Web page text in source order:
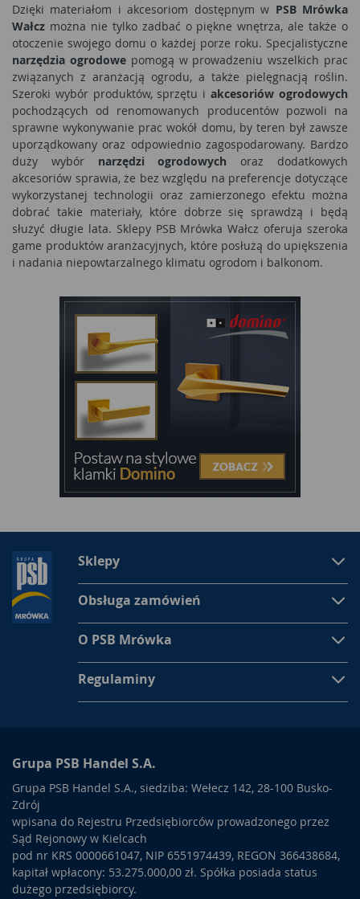
Dzięki materiałom i akcesoriom dostępnym w PSB Mrówka
Wałcz można nie tylko zadbać o piękne wnętrza, ale także o
otoczenie swojego domu o każdej porze roku. Specjalistyczne
narzędzia ogrodowepomogą w prowadzeniu wszelkich prac
związanych z aranżacją ogrodu, a także pielęgnacją roślin.
Szeroki wybór produktów, sprzętu iakcesoriów ogrodowych
pochodzących od renomowanych producentów pozwoli na
sprawne wykonywanie prac wokół domu, by teren był zawsze
uporządkowany oraz odpowiednio zagospodarowany. Bardzo
duży wybór narzędzi ogrodowych oraz dodatkowych
akcesoriów sprawia, że bez względu na preferencje dotyczące
wykorzystanej technologii oraz zamierzonego efektu można
dobrać takie materiały, które dobrze się sprawdzą i będą
służyć długie lata. Sklepy PSB Mrówka Wałcz oferuja szeroka
game produktów aranżacyjnych, które posłużą do upiększenia
i nadania niepowtarzalnego klimatu ogrodom i balkonom.
Sklepy
Obsługa zamówień
O PSB Mrówka
Regulaminy
Grupa PSB Handel S.A.
Grupa PSB Handel S.A., siedziba: Wełecz 142, 28-100 Busko-
Zdrój
wpisana do Rejestru Przedsiębiorców prowadzonego przez
Sąd Rejonowy w Kielcach
pod nr KRS 0000661047, NIP 6551974439, REGON 366438684,
kapitał wpłacony: 53.275.000,00 zł. Spółka posiada status
dużego przedsiębiorcy.